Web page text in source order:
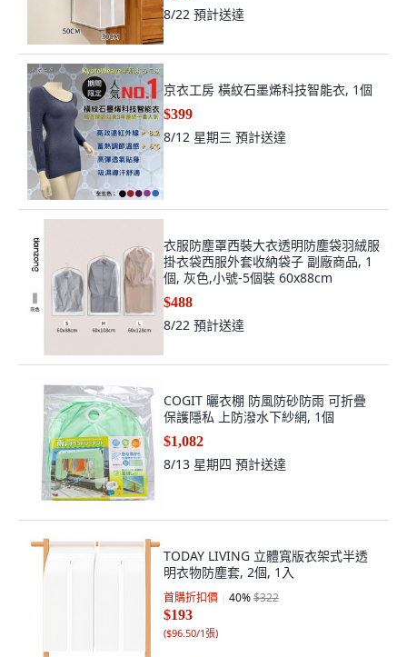
8/22 預計送達
京衣工房 橫紋石墨烯科技智能衣, 1個
$399
8/12 星期三 預計送達
衣服防塵罩西裝大衣透明防塵袋羽絨服
掛衣袋西服外套收納袋子 副廠商品, 1
個, 灰色,小號-5個裝 60x88cm
$488
8/22 預計送達
COGIT 曬衣棚 防風防砂防雨 可折疊
保護隱私 上防潑水下紗網, 1個
$1,082
8/13 星期四 預計送達
TODAY LIVING 立體寬版衣架式半透
明衣物防塵套, 2個, 1入
首購折扣價 40%$322
$193
($96.50/1張)